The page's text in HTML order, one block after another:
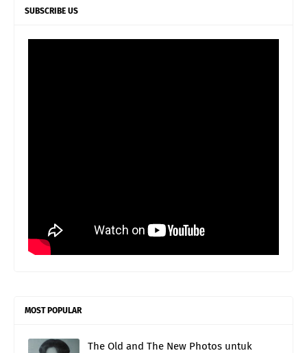
SUBSCRIBE US
MOST POPULAR
The Old and The New Photos untuk